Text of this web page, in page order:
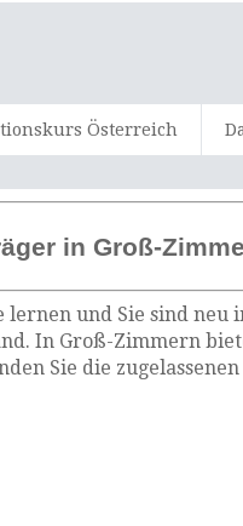
Österreich
in Groß-
und Sie sind neu
In Groß-Zimmern
Sie die